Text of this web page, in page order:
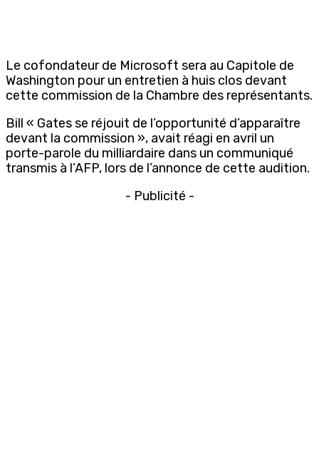
Le cofondateur de Microsoft sera au Capitole de
Washington pour un entretien à huis clos devant
cette commission de la Chambre des représentants.
Bill « Gates se réjouit de l’opportunité d’apparaître
devant la commission », avait réagi en avril un
porte-parole du milliardaire dans un communiqué
transmis à l’AFP, lors de l’annonce de cette audition.
- Publicité -